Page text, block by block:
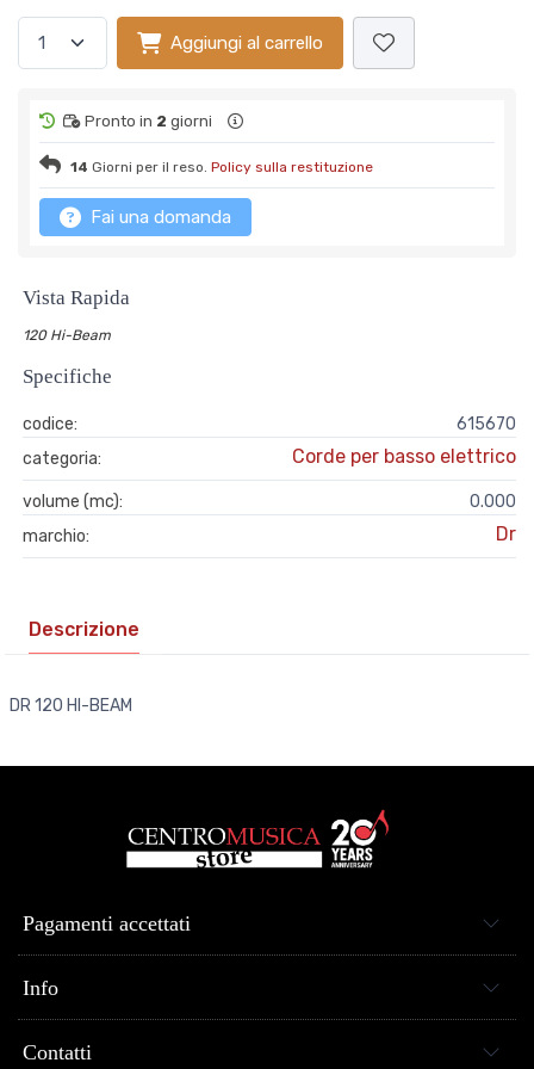
Aggiungi al carrello
Pronto in 2 giorni
14 Giorni per il reso. Policy sulla restituzione
Fai una domanda
Vista Rapida
120 Hi-Beam
Specifiche
codice:
615670
categoria:
Corde per basso elettrico
volume (mc):
0.000
marchio:
Dr
Descrizione
DR 120 HI-BEAM
Pagamenti accettati
Info
Contatti